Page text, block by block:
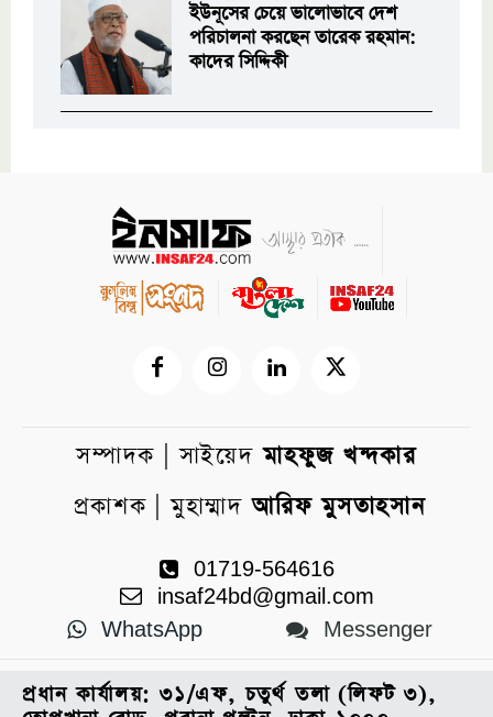
ইউনূসের চেয়ে ভালোভাবে দেশ
পরিচালনা করছেন তারেক রহমান:
কাদের সিদ্দিকী
সম্পাদক | সাইয়েদমাহফুজ খন্দকার
প্রকাশক | মুহাম্মাদআরিফ মুসতাহসান
01719-564616
insaf24bd@gmail.com
WhatsApp
Messenger
প্রধান কার্যালয়: ৩১/এফ, চতুর্থ তলা (লিফট ৩),